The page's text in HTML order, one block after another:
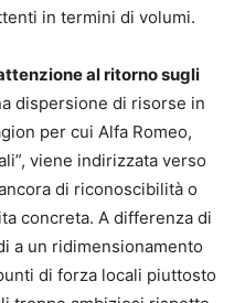
in termini di volumi.
al ritorno sugli
dispersione di risorse in
per cui Alfa Romeo,
viene indirizzata verso
di riconoscibilità o
concreta. A differenza di
a un ridimensionamento
di forza locali piuttosto